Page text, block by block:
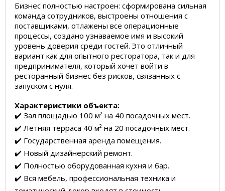
Бизнес полностью настроен: сформирована сильная
команда сотрудников, выстроены отношения с
поставщиками, отлажены все операционные
процессы, создано узнаваемое имя и высокий
уровень доверия среди гостей. Это отличный
вариант как для опытного ресторатора, так и для
предпринимателя, который хочет войти в
ресторанный бизнес без рисков, связанных с
запуском с нуля.
Характеристики объекта:
✔️ Зал площадью 100 м² на 40 посадочных мест.
✔️ Летняя терраса 40 м² на 20 посадочных мест.
✔️ Государственная аренда помещения.
✔️ Новый дизайнерский ремонт.
✔️ Полностью оборудованная кухня и бар.
✔️ Вся мебель, профессиональная техника и